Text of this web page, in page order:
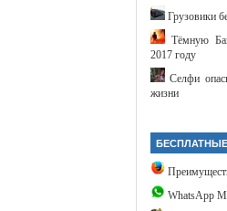
Грузовики
Тёмную
2017 году
Селфи
жизни
WhatsApp